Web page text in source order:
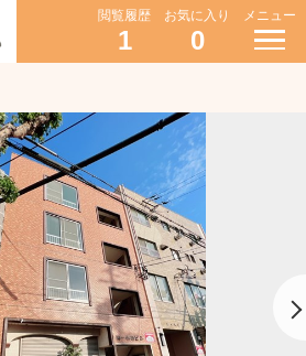
閲覧履歴
1
お気に入り
0
メニュー